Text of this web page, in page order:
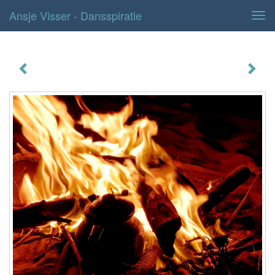
Ansje Visser - Dansspiratie